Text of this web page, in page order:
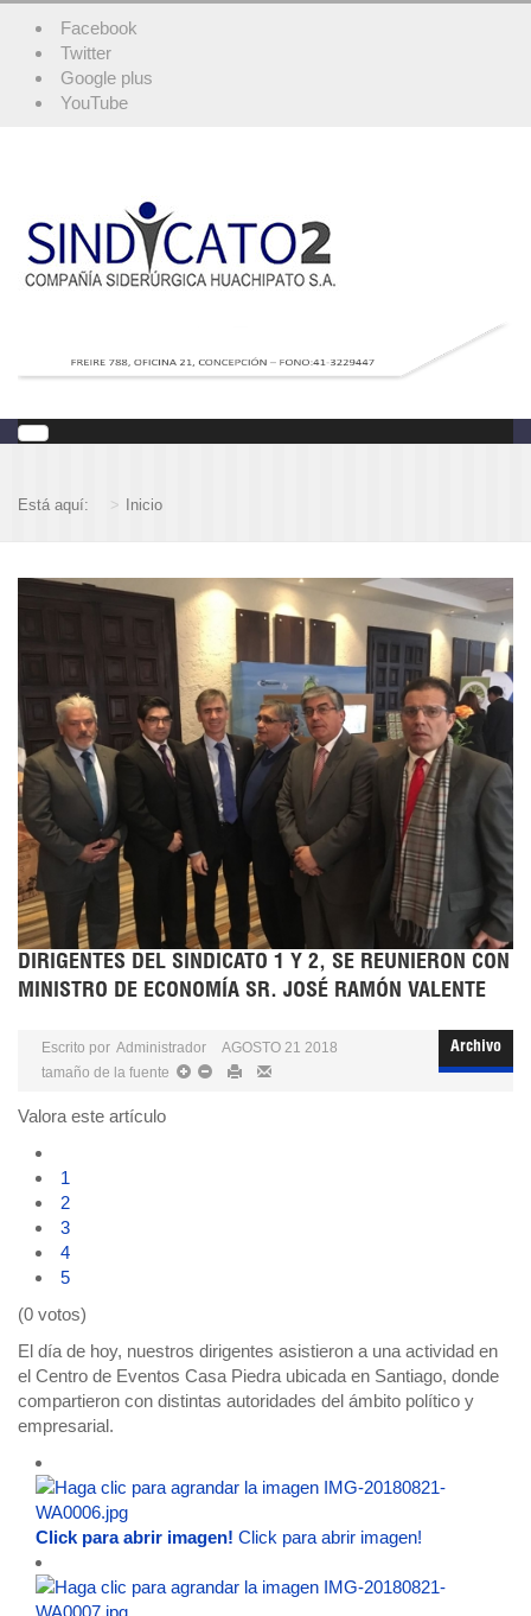
Facebook
Twitter
Google plus
YouTube
Está aquí: Inicio
DIRIGENTES DEL SINDICATO 1 Y 2, SE REUNIERON CON
MINISTRO DE ECONOMÍA SR. JOSÉ RAMÓN VALENTE
Archivo
Escrito por Administrador
AGOSTO 21 2018
tamaño de la fuente
Valora este artículo
1
2
3
4
5
(0 votos)
El día de hoy, nuestros dirigentes asistieron a una actividad en
el Centro de Eventos Casa Piedra ubicada en Santiago, donde
compartieron con distintas autoridades del ámbito político y
empresarial.
Click para abrir imagen! Click para abrir imagen!